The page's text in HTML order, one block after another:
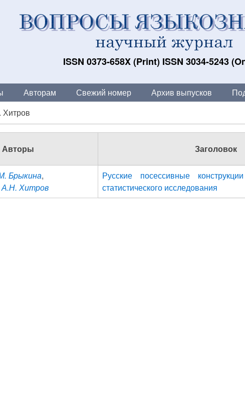
ISSN 0373-658X (Print) ISSN 3034-5243
Авторам Свежий номер Архив выпусков
Авторы Заголовок
Брыкина,
А.Н. Хитров
Русские посессивные
статистического исследования